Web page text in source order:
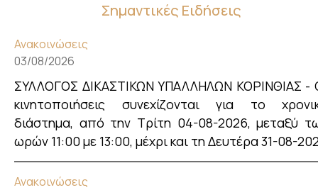
Σημαντικές Ειδήσεις
Ανακοινώσεις
03/08/2026
ΣΥΛΛΟΓΟΣ ΔΙΚΑΣΤΙΚΩΝ ΥΠΑΛΛΗΛΩΝ ΚΟΡΙΝΘΙΑΣ -
κινητοποιήσεις συνεχίζονται για το
διάστημα, από την Τρίτη 04-08-2026, μεταξύ
ωρών 11:00 με 13:00, μέχρι και τη Δευτέρα 31-08-
Ανακοινώσεις